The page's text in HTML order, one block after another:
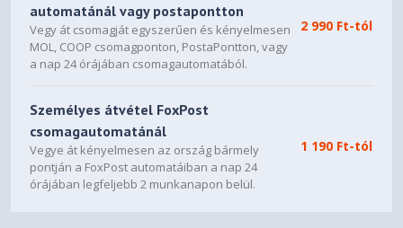
automatánál vagy postapontton
Vegy át csomagját egyszerűen és kényelmesen
MOL, COOP csomagponton, PostaPontton, vagy
a nap 24 órájában csomagautomatából.
2 990 Ft-tól
Személyes átvétel FoxPost
csomagautomatánál
Vegye át kényelmesen az ország bármely
pontján a FoxPost automatáiban a nap 24
órájában legfeljebb 2 munkanapon belül.
1 190 Ft-tól